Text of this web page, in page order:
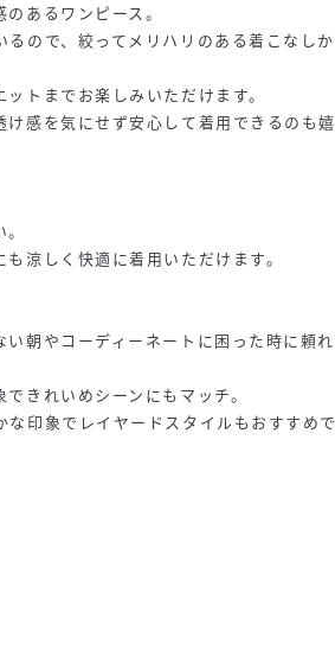
あるワンピース。
ので、絞ってメリハリのある着こなしか
トまでお楽しみいただけます。
感を気にせず安心して着用できるのも嬉
涼しく快適に着用いただけます。
朝やコーディーネートに困った時に頼れ
きれいめシーンにもマッチ。
印象でレイヤードスタイルもおすすめで